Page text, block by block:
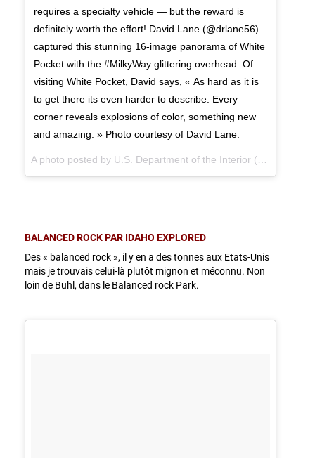
requires a specialty vehicle — but the reward is
definitely worth the effort! David Lane (@drlane56)
captured this stunning 16-image panorama of White
Pocket with the #MilkyWay glittering overhead. Of
visiting White Pocket, David says, « As hard as it is
to get there its even harder to describe. Every
corner reveals explosions of color, something new
and amazing. » Photo courtesy of David Lane.
BALANCED ROCK PAR IDAHO EXPLORED
Des « balanced rock », il y en a des tonnes aux Etats-Unis
mais je trouvais celui-là plutôt mignon et méconnu. Non
loin de Buhl, dans le Balanced rock Park.